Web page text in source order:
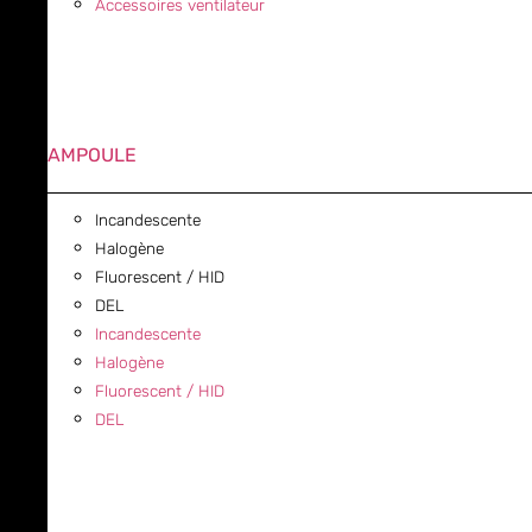
Accessoires ventilateur
AMPOULE
Incandescente
Halogène
Fluorescent / HID
DEL
Incandescente
Halogène
Fluorescent / HID
DEL